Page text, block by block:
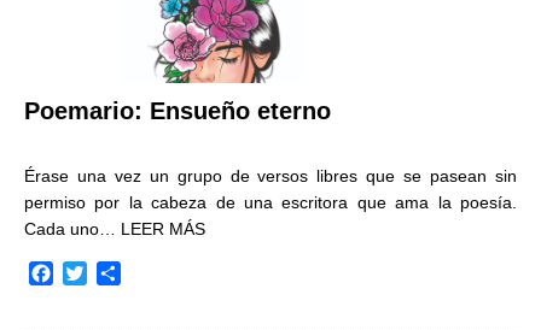
Poemario: Ensueño eterno
Érase una vez un grupo de versos libres que se pasean sin
permiso por la cabeza de una escritora que ama la poesía.
Cada uno… LEER MÁS